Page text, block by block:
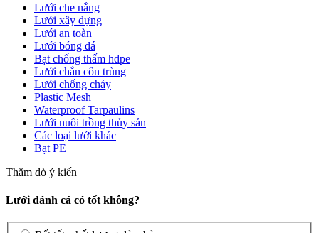
Lưới che nắng
Lưới xây dựng
Lưới an toàn
Lưới bóng đá
Bạt chống thấm hdpe
Lưới chắn côn trùng
Lưới chống cháy
Plastic Mesh
Waterproof Tarpaulins
Lưới nuôi trồng thủy sản
Các loại lưới khác
Bạt PE
Thăm dò ý kiến
Lưới đánh cá có tốt không?